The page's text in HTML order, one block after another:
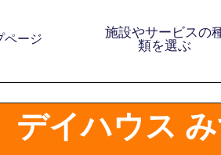
ページ
施設やサービスの
類を選ぶ
デイハウス